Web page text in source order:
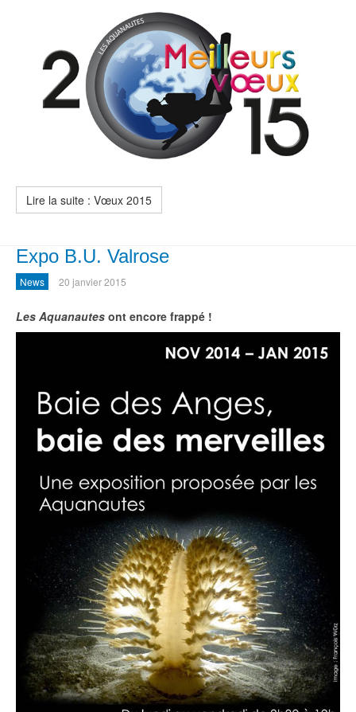
Lire la suite : Vœux 2015
Expo B.U. Valrose
News 20 janvier 2015
Les Aquanautes ont encore frappé !